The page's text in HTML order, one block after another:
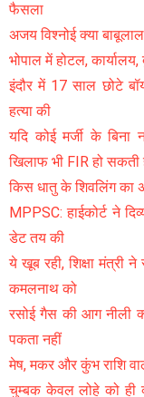
फैसला
अजय विश्नोई क्या
भोपाल में होटल,
इंदौर में 17 साल छोटे
हत्या की
यदि कोई मर्जी के
खिलाफ भी FIR हो सकती
किस धातु के शिवलिंग का
MPPSC: हाईकोर्ट ने
डेट तय की
ये खूब रही, शिक्षा मंत्री
कमलनाथ को
रसोई गैस की आग नीली
पकता नहीं
मेष, मकर और कुंभ राशि
चुम्बक केवल लोहे को ही